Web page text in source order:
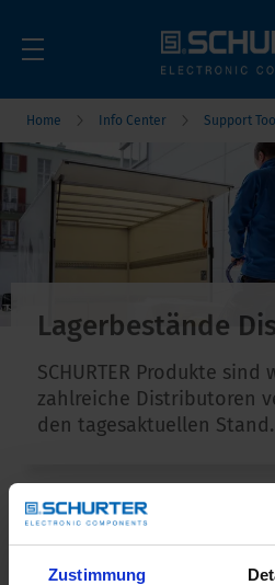
Zustimmung
Home Info Center Support
Lagerbestände
SCHURTER Produkte
zahlreiche Distributoren
den tagesaktuellen Stand.